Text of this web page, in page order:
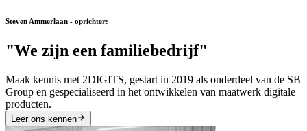
Steven Ammerlaan - oprichter:
"We zijn een familiebedrijf"
Maak kennis met 2DIGITS, gestart in 2019 als onderdeel van de SB
Group en gespecialiseerd in het ontwikkelen van maatwerk digitale
producten.
Leer ons kennen